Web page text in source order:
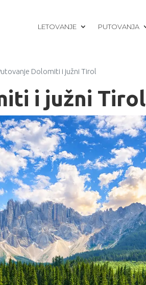
LETOVANJE PUTOVANJA
Dolomiti i južni Tirol
i južni Tirol